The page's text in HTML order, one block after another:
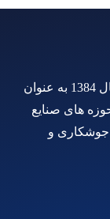
مرکز مهارت آموزی علوم وفنون شمال در سال 1384 به عنوان
های صنایع
جوشکاری و